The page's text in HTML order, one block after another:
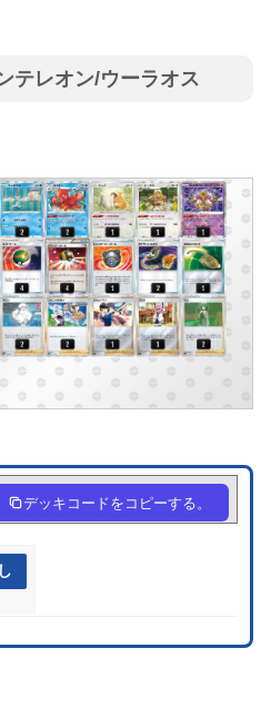
テレオン/ウーラオス
デッキコードをコピーする。